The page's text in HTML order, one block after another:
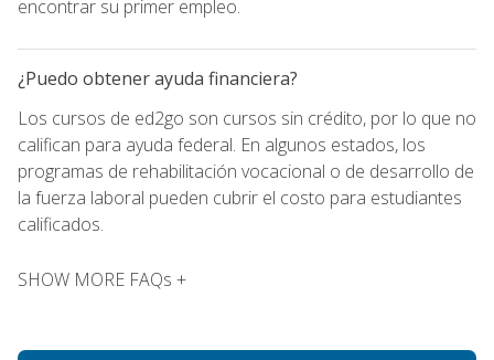
encontrar su primer empleo.
¿Puedo obtener ayuda financiera?
Los cursos de ed2go son cursos sin crédito, por lo que no
califican para ayuda federal. En algunos estados, los
programas de rehabilitación vocacional o de desarrollo de
la fuerza laboral pueden cubrir el costo para estudiantes
calificados.
SHOW MORE FAQs +